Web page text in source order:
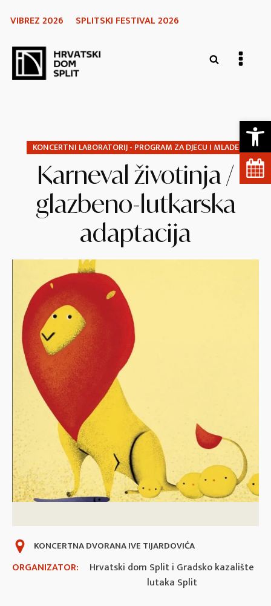
VIBREZ 2026 SPLITSKI FESTIVAL 2026
KONCERTNI LABORATORIJ - PROGRAM ZA DJECU I MLADE
Karneval životinja /
glazbeno-lutkarska
adaptacija
ORGANIZATOR:
Hrvatski dom Split i Gradsko kazalište
lutaka Split
KONCERTNA DVORANA IVE TIJARDOVIĆA